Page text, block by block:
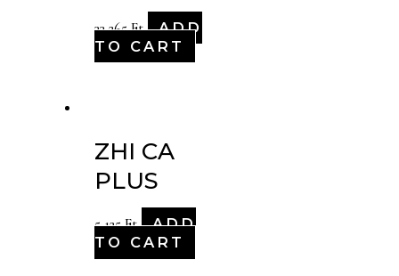
33,265Ft
ADD
TO CART
ZHI CA
PLUS
5,125Ft
ADD
TO CART